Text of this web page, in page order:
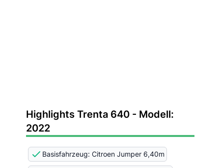
Highlights Trenta 640 - Modell:
2022
Basisfahrzeug: Citroen Jumper 6,40m